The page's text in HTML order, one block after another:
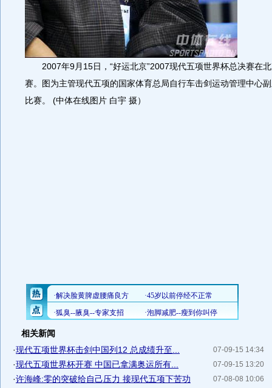
2007年9月15日，“好运北京”2007现代五项世界杯总决赛在
赛。图为主管现代五项的国家体育总局自行车击剑运动管理中心
比赛。 (中体在线图片 白宇 摄）
相关新闻
07-09-15 14:34
·现代五项世界杯击剑中国列12 总成绩升至...
07-09-15 13:20
·现代五项世界杯开赛 中国已拿满奥运所有...
07-08-08 10:06
·许海峰:零的突破给自己压力 接现代五项下苦功